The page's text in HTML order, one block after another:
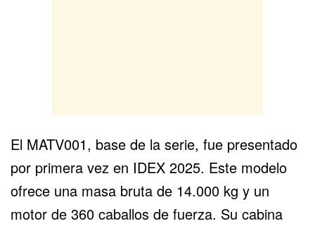
El MATV001, base de la serie, fue presentado
por primera vez en IDEX 2025. Este modelo
ofrece una masa bruta de 14.000 kg y un
motor de 360 caballos de fuerza. Su cabina